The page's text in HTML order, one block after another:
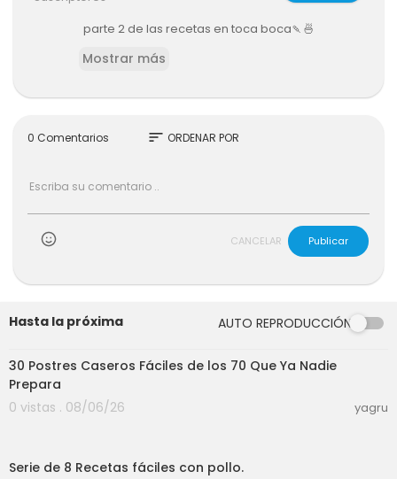
parte 2 de las recetas en toca boca🍡🍜
Mostrar más
0 Comentarios sort ORDENAR POR
CANCELAR Publicar
Hasta la próxima AUTO REPRODUCCIÓN
01:15:43
30 Postres Caseros Fáciles de los 70 Que Ya Nadie
Prepara
0 vistas . 08/06/26
yagru
Serie de 8 Recetas fáciles con pollo.